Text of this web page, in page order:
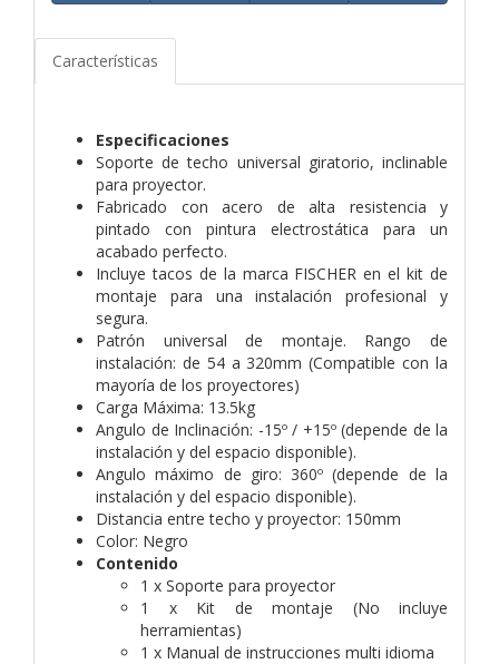
Características
Especificaciones
Soporte de techo universal giratorio, inclinable
para proyector.
Fabricado con acero de alta resistencia y
pintado con pintura electrostática para un
acabado perfecto.
Incluye tacos de la marca FISCHER en el kit de
montaje para una instalación profesional y
segura.
Patrón universal de montaje. Rango de
instalación: de 54 a 320mm (Compatible con la
mayoría de los proyectores)
Carga Máxima: 13.5kg
Angulo de Inclinación: -15º / +15º (depende de la
instalación y del espacio disponible).
Angulo máximo de giro: 360º (depende de la
instalación y del espacio disponible).
Distancia entre techo y proyector: 150mm
Color: Negro
Contenido
1 x Soporte para proyector
1 x Kit de montaje (No incluye
herramientas)
1 x Manual de instrucciones multi idioma